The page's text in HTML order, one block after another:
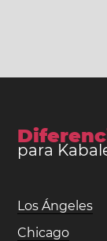
para
Los Ángeles
Chicago